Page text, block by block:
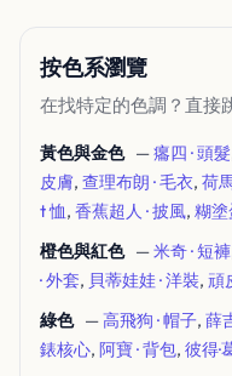
按色系瀏覽
在找特定的色調？直接
黃色與金色 —癟四 · 頭髮
皮膚, 查理布朗 · 毛衣, 荷
t 恤, 香蕉超人 · 披風, 糊塗
橙色與紅色 —米奇 · 短褲
· 外套, 貝蒂娃娃 · 洋裝, 頑
綠色 —高飛狗 · 帽子, 薛
錶核心, 阿寶 · 背包, 彼得·